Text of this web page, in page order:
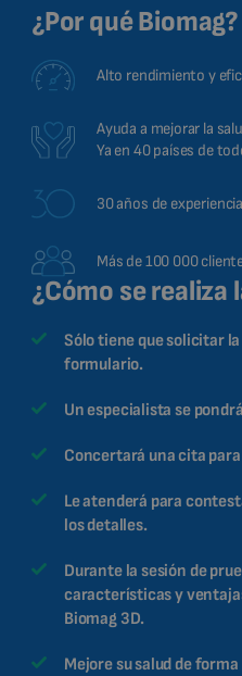
¿Por qué Biomag?
Alto rendimiento y
Ayuda a mejorar la
Ya en 40 países de
30 años de
Más de 100 000
¿Cómo se realiza
Sólo tiene que solicitar
formulario.
Un especialista se
Concertará una cita
Le atenderá para
los detalles.
Durante la sesión de
características y
Biomag 3D.
Mejore su salud de